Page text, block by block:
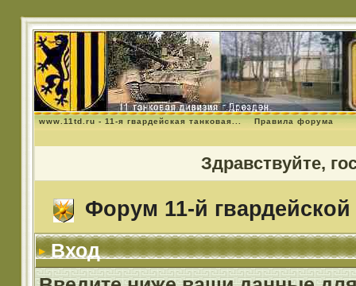
www.11td.ru - 11-я гвардейская танковая... Правила форума
Здравствуйте,
Форум 11-й гвардейской
Вход